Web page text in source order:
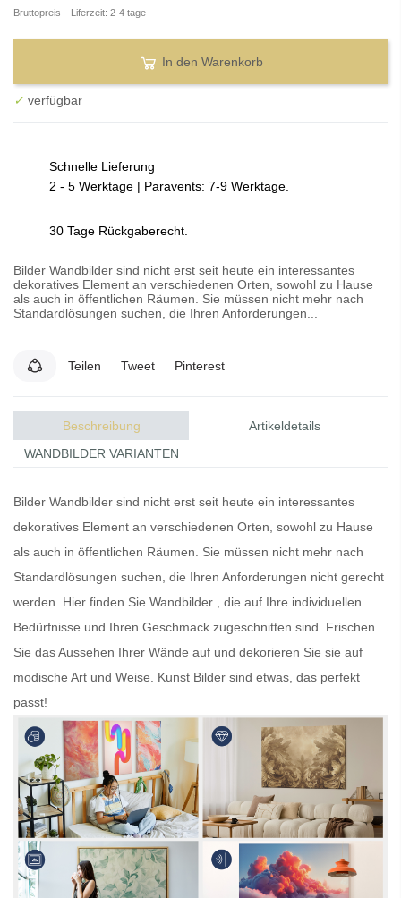
Bruttopreis Liferzeit: 2-4 tage
In den Warenkorb
✓ verfügbar
Schnelle Lieferung
2 - 5 Werktage | Paravents: 7-9 Werktage.
30 Tage Rückgaberecht.
Bilder Wandbilder sind nicht erst seit heute ein interessantes
dekoratives Element an verschiedenen Orten, sowohl zu Hause
als auch in öffentlichen Räumen. Sie müssen nicht mehr nach
Standardlösungen suchen, die Ihren Anforderungen...
Teilen Tweet Pinterest
Beschreibung
Artikeldetails
WANDBILDER VARIANTEN
Bilder Wandbilder sind nicht erst seit heute ein interessantes
dekoratives Element an verschiedenen Orten, sowohl zu Hause
als auch in öffentlichen Räumen. Sie müssen nicht mehr nach
Standardlösungen suchen, die Ihren Anforderungen nicht gerecht
werden. Hier finden Sie Wandbilder , die auf Ihre individuellen
Bedürfnisse und Ihren Geschmack zugeschnitten sind. Frischen
Sie das Aussehen Ihrer Wände auf und dekorieren Sie sie auf
modische Art und Weise. Kunst Bilder sind etwas, das perfekt
passt!